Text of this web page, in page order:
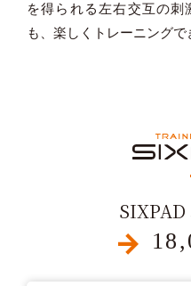
を得られる左右交互の
も、楽しくトレーニングで
SIXPAD